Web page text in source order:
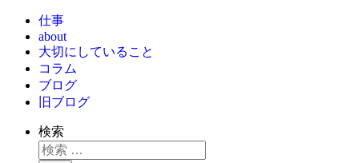
仕事
about
大切にしていること
コラム
ブログ
旧ブログ
検索